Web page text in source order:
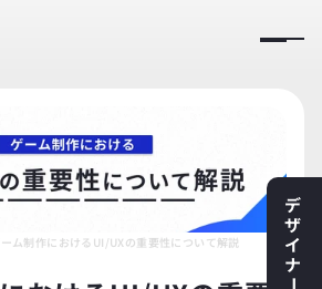
ム制作におけるUI/UXの重要性について解説
デ
ザ
イ
ナ